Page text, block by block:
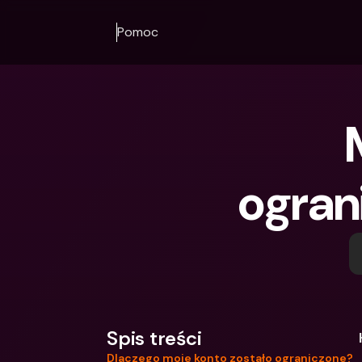
Pomoc
Spis treści
Dlaczego moje konto zostało ograniczone?